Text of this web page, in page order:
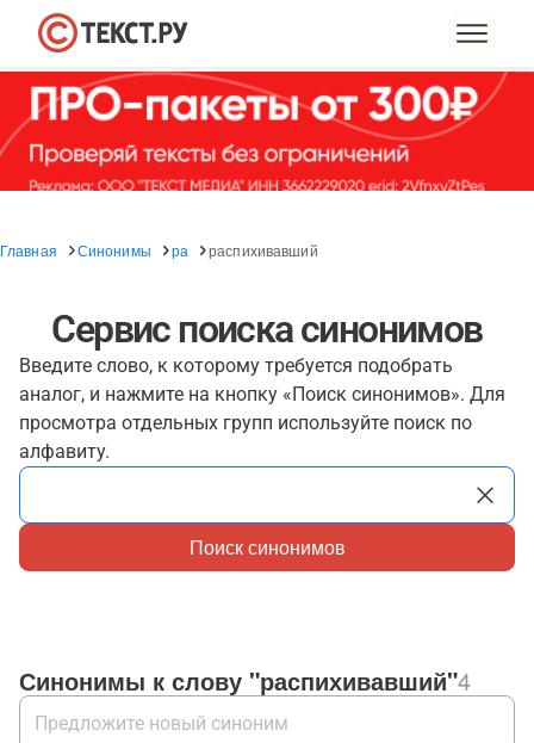
Главная Синонимы ра распихивавший
Сервис поиска синонимов
Введите слово, к которому требуется подобрать
аналог, и нажмите на кнопку «Поиск синонимов». Для
просмотра отдельных групп используйте поиск по
алфавиту.
Поиск синонимов
Синонимы к слову "распихивавший"4